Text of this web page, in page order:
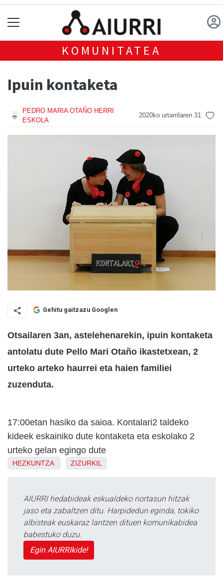
KOMUNITATEA
Ipuin kontaketa
PEDRO MARIA OTAÑO HERRI
ESKOLA
2020ko urtarrilaren 31
Gehitu gaitzazu Googlen
Otsailaren 3an, astelehenarekin, ipuin kontaketa
antolatu dute Pello Mari Otaño ikastetxean, 2
urteko arteko haurrei eta haien familiei
zuzenduta.
17:00etan hasiko da saioa. Kontalari2 taldeko
kideek eskainiko dute kontaketa eta eskolako 2
urteko gelan egingo dute
HEZKUNTZA ZIZURKIL
AIURRI hedabideak eskualdeko nortasun hitzak
jaso eta zabaltzen ditu. Harpidedun eginda, tokiko
albisteak euskaraz lantzen dituen komunikabidea
babestuko duzu.
Egin AIURRIkide!